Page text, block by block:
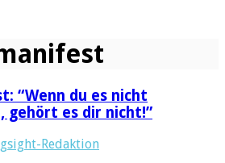
“Wenn du es nicht
gehört es dir nicht!”
Redaktion